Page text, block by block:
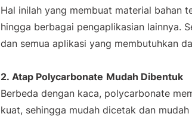
Hal inilah yang membuat material bahan
hingga berbagai pengaplikasian lainnya.
dan semua aplikasi yang membutuhkan
2. Atap Polycarbonate Mudah Dibentuk
Berbeda dengan kaca, polycarbonate
kuat, sehingga mudah dicetak dan